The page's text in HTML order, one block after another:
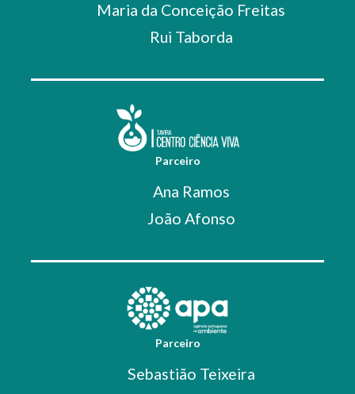
Maria da Conceição Freitas
Rui Taborda
Parceiro
Ana Ramos
João Afonso
Parceiro
Sebastião Teixeira